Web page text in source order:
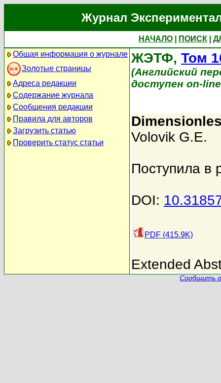
Журнал
НАЧАЛО ПОИСК
Общая информация о журнале
Золотые страницы
Адреса редакции
Содержание журнала
Сообщения редакции
Правила для авторов
Загрузить статью
Проверить статус статьи
ЖЭТФ, Том
(Английский
доступен on-
Volovik G.E.
Поступила в
DOI:
PDF (415.9K)
Extended
Сообщить о